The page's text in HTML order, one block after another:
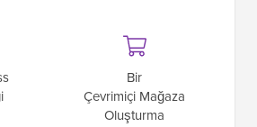
Bir
Çevrimiçi Mağaza
Oluşturma